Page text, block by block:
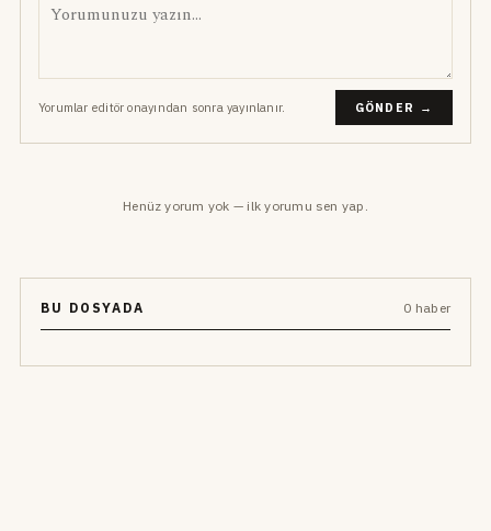
Yorumlar editör onayından sonra yayınlanır. GÖNDER →
Henüz yorum yok — ilk yorumu sen yap.
BU DOSYADA 0 haber